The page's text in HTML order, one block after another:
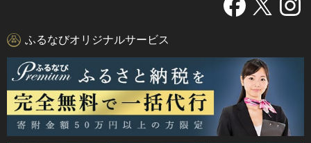
ふるなびオリジナルサービス